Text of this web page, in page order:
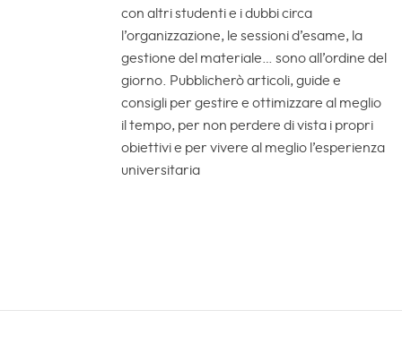
con altri studenti e i dubbi circa
l’organizzazione, le sessioni d’esame, la
gestione del materiale… sono all’ordine del
giorno. Pubblicherò articoli, guide e
consigli per gestire e ottimizzare al meglio
il tempo, per non perdere di vista i propri
obiettivi e per vivere al meglio l’esperienza
universitaria